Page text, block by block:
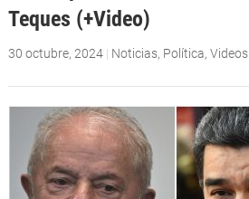
Teques (+Video)
30 octubre, 2024| Noticias, Política, Videos